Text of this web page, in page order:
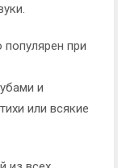
при
и
или всякие